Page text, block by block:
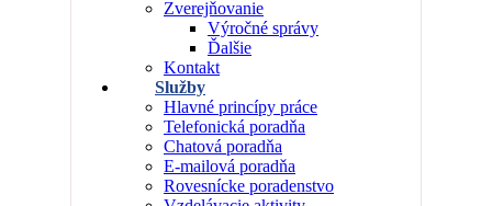
Zverejňovanie
Výročné správy
Ďalšie
Kontakt
Služby
Hlavné princípy práce
Telefonická poradňa
Chatová poradňa
E-mailová poradňa
Rovesnícke poradenstvo